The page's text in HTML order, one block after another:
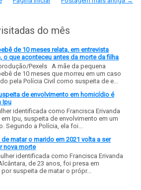
do mês
de 10 meses relata, em entrevista
o que aconteceu antes da morte da filha
Pexels A mãe da pequena
de 10 meses que morreu em um caso
pela Polícia Civil como suspeita de e...
de envolvimento em homicídio é
Ipu
identificada como Francisca Erivanda
Ipu, suspeita de envolvimento em um
Segundo a Polícia, ela foi...
matar o marido em 2021 volta a ser
nova morte
identificada como Francisca Erivanda
de 23 anos, foi presa em
suspeita de matar o própr...